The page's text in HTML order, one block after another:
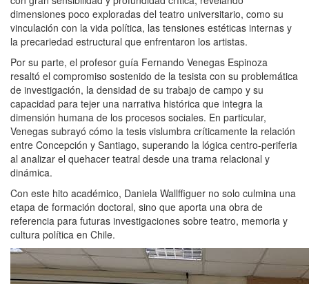
dimensiones poco exploradas del teatro universitario, como su
vinculación con la vida política, las tensiones estéticas internas y
la precariedad estructural que enfrentaron los artistas.
Por su parte, el profesor guía Fernando Venegas Espinoza
resaltó el compromiso sostenido de la tesista con su problemática
de investigación, la densidad de su trabajo de campo y su
capacidad para tejer una narrativa histórica que integra la
dimensión humana de los procesos sociales. En particular,
Venegas subrayó cómo la tesis vislumbra críticamente la relación
entre Concepción y Santiago, superando la lógica centro-periferia
al analizar el quehacer teatral desde una trama relacional y
dinámica.
Con este hito académico, Daniela Wallffiguer no solo culmina una
etapa de formación doctoral, sino que aporta una obra de
referencia para futuras investigaciones sobre teatro, memoria y
cultura política en Chile.